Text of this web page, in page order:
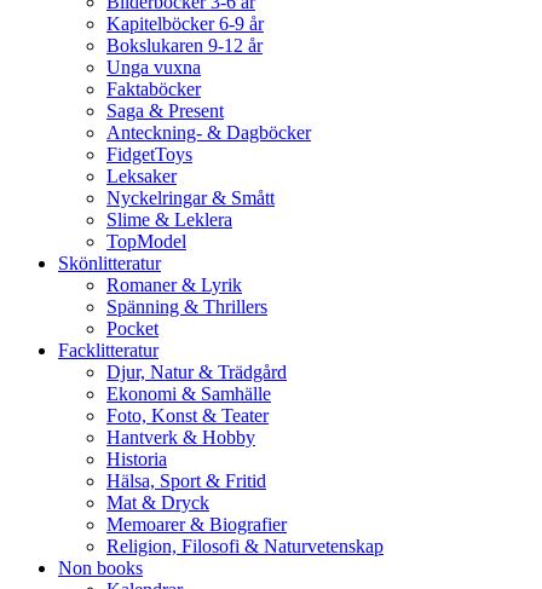
Kapitelböcker 6-9 år
Bokslukaren 9-12 år
Unga vuxna
Faktaböcker
Saga & Present
Anteckning- & Dagböcker
FidgetToys
Leksaker
Nyckelringar & Smått
Slime & Leklera
TopModel
Skönlitteratur
Romaner & Lyrik
Spänning & Thrillers
Pocket
Facklitteratur
Djur, Natur & Trädgård
Ekonomi & Samhälle
Foto, Konst & Teater
Hantverk & Hobby
Historia
Hälsa, Sport & Fritid
Mat & Dryck
Memoarer & Biografier
Religion, Filosofi & Naturvetenskap
Non books